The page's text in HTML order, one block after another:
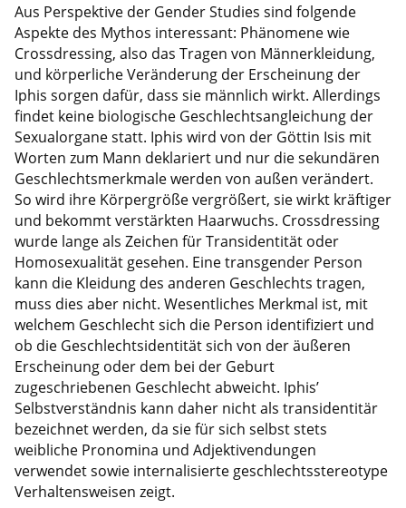
Aus Perspektive der Gender Studies sind folgende
Aspekte des Mythos interessant: Phänomene wie
Crossdressing, also das Tragen von Männerkleidung,
und körperliche Veränderung der Erscheinung der
Iphis sorgen dafür, dass sie männlich wirkt. Allerdings
findet keine biologische Geschlechtsangleichung der
Sexualorgane statt. Iphis wird von der Göttin Isis mit
Worten zum Mann deklariert und nur die sekundären
Geschlechtsmerkmale werden von außen verändert.
So wird ihre Körpergröße vergrößert, sie wirkt kräftiger
und bekommt verstärkten Haarwuchs. Crossdressing
wurde lange als Zeichen für Transidentität oder
Homosexualität gesehen. Eine transgender Person
kann die Kleidung des anderen Geschlechts tragen,
muss dies aber nicht. Wesentliches Merkmal ist, mit
welchem Geschlecht sich die Person identifiziert und
ob die Geschlechtsidentität sich von der äußeren
Erscheinung oder dem bei der Geburt
zugeschriebenen Geschlecht abweicht. Iphis’
Selbstverständnis kann daher nicht als transidentitär
bezeichnet werden, da sie für sich selbst stets
weibliche Pronomina und Adjektivendungen
verwendet sowie internalisierte geschlechtsstereotype
Verhaltensweisen zeigt.